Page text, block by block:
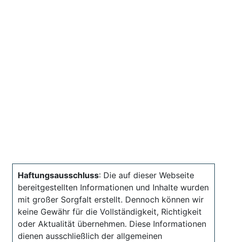
Haftungsausschluss: Die auf dieser Webseite
bereitgestellten Informationen und Inhalte wurden
mit großer Sorgfalt erstellt. Dennoch können wir
keine Gewähr für die Vollständigkeit, Richtigkeit
oder Aktualität übernehmen. Diese Informationen
dienen ausschließlich der allgemeinen